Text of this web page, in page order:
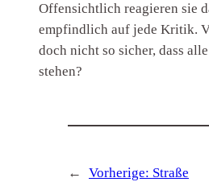
Offensichtlich reagieren sie
empfindlich auf jede Kritik.
doch nicht so sicher, dass
stehen?
← Vorherige: Straße